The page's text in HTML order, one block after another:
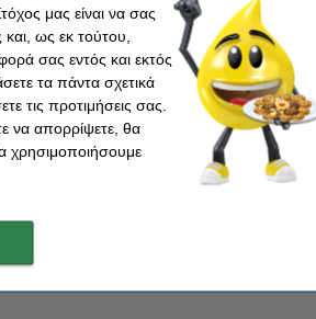
Shipping Labels 5-pack
μας είναι να σας
και, ως εκ τούτου,
σας εντός και εκτός
τα πάντα σχετικά
τις προτιμήσεις σας.
να απορρίψετε, θα
χρησιμοποιήσουμε